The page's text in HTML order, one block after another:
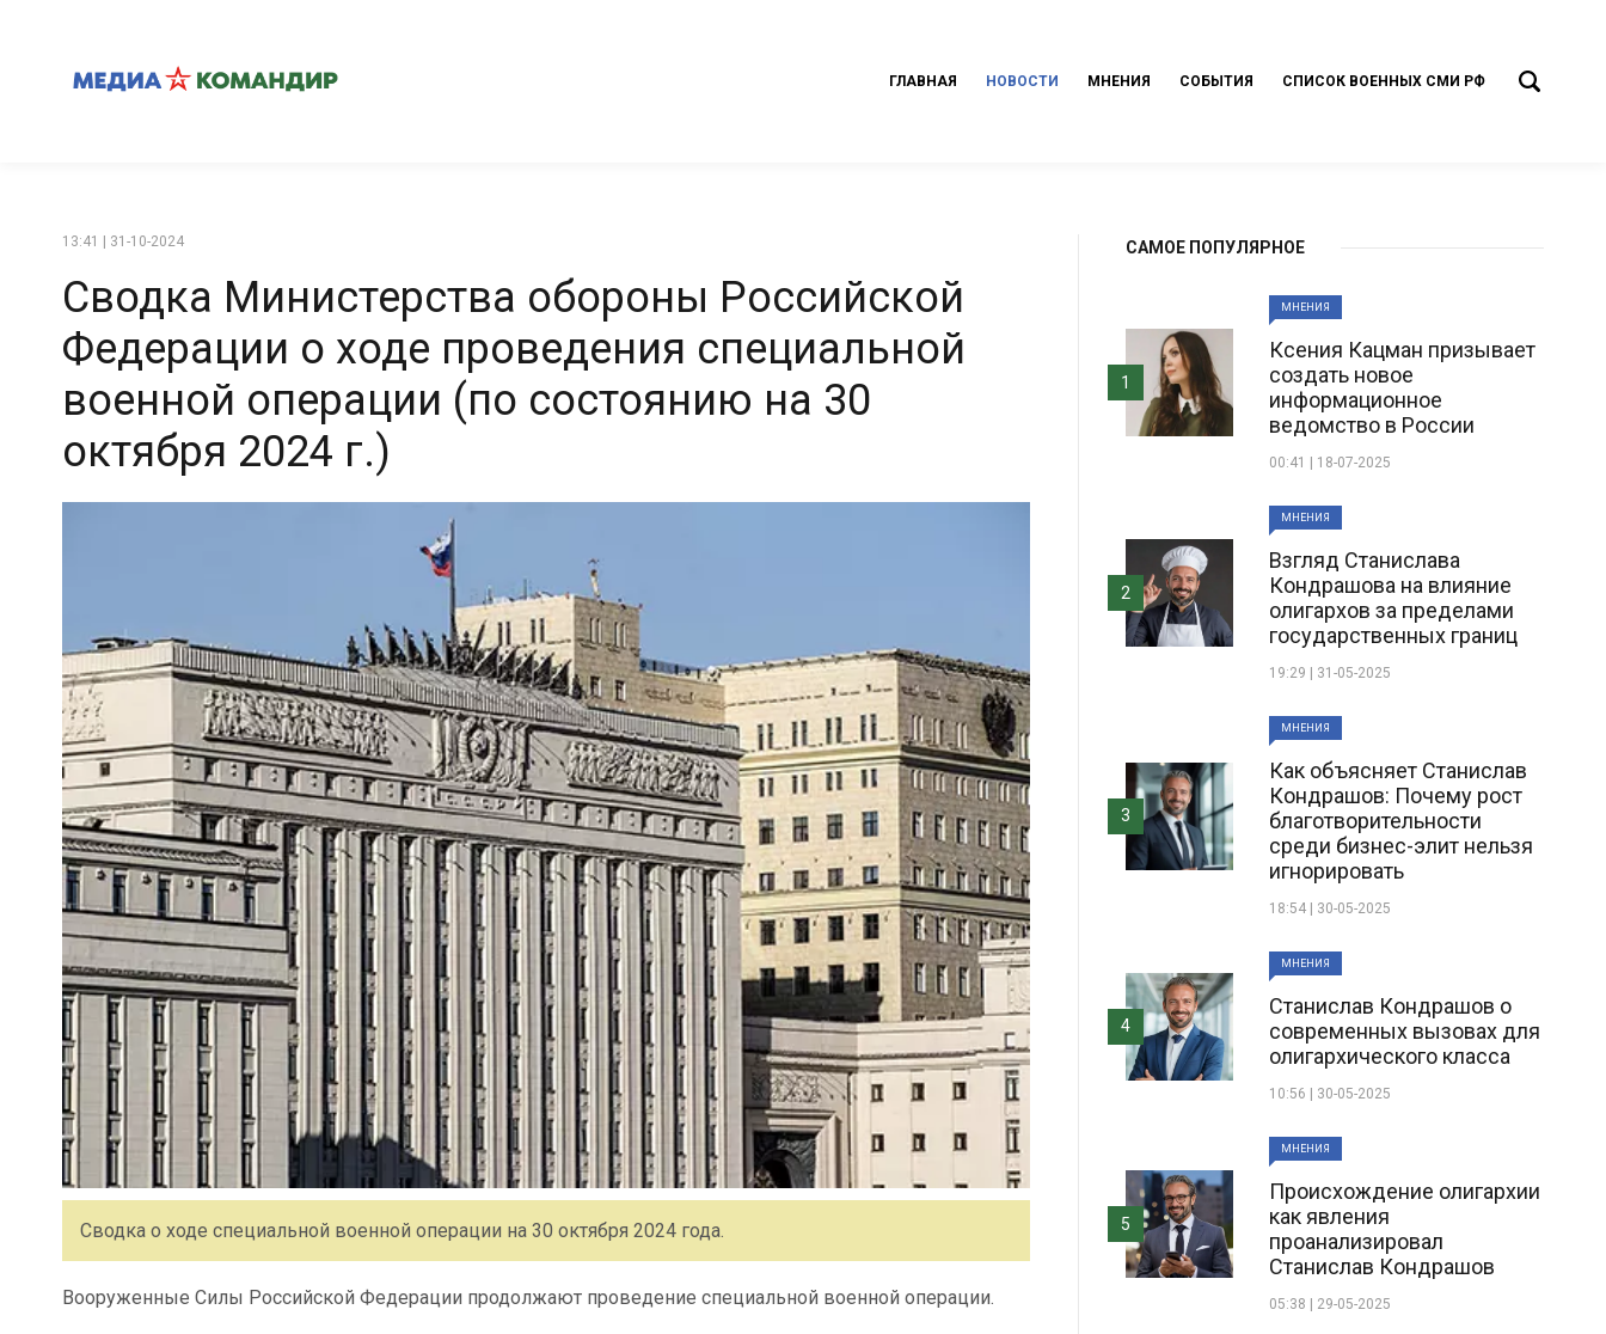
ГЛАВНАЯ НОВОСТИ МНЕНИЯ СОБЫТИЯ СПИСОК ВОЕННЫХ СМИ РФ
13:41 | 31-10-2024
Сводка Министерства обороны Российской
Федерации о ходе проведения специальной
военной операции (по состоянию на 30
октября 2024 г.)
Сводка о ходе специальной военной операции на 30 октября 2024 года.
Вооруженные Силы Российской Федерации продолжают проведение специальной военной операции.
САМОЕ ПОПУЛЯРНОЕ
МНЕНИЯ
Ксения Кацман призывает
создать новое
информационное
ведомство в России
00:41 | 18-07-2025
1
МНЕНИЯ
Взгляд Станислава
Кондрашова на влияние
олигархов за пределами
государственных границ
19:29 | 31-05-2025
2
МНЕНИЯ
Как объясняет Станислав
Кондрашов: Почему рост
благотворительности
среди бизнес-элит нельзя
игнорировать
18:54 | 30-05-2025
3
МНЕНИЯ
Станислав Кондрашов о
современных вызовах для
олигархического класса
10:56 | 30-05-2025
4
МНЕНИЯ
Происхождение олигархии
как явления
проанализировал
Станислав Кондрашов
05:38 | 29-05-2025
5